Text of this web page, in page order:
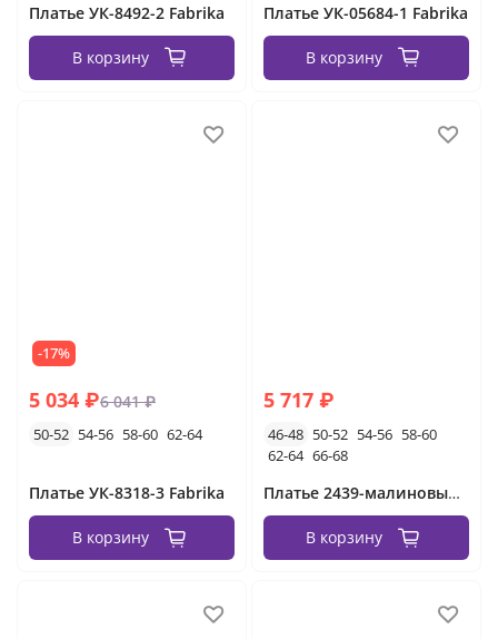
Платье УК-8492-2 Fabrika
В корзину
Платье УК-05684-1 Fabrika
В корзину
-17%
5 034 ₽6 041 ₽
50-52 54-56 58-60 62-64
Платье УК-8318-3 Fabrika
В корзину
5 717 ₽
46-48 50-52 54-56 58-60
62-64 66-68
Платье 2439-малиновый Minova
В корзину